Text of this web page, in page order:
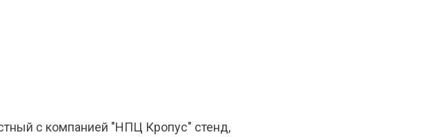
с компанией "НПЦ Кропус" стенд,